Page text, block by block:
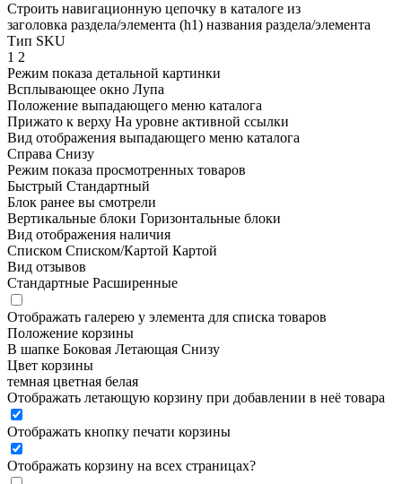
Строить навигационную цепочку в каталоге из
заголовка раздела/элемента (h1) названия раздела/элемента
Тип SKU
1 2
Режим показа детальной картинки
Всплывающее окно Лупа
Положение выпадающего меню каталога
Прижато к верху На уровне активной ссылки
Вид отображения выпадающего меню каталога
Справа Снизу
Режим показа просмотренных товаров
Быстрый Стандартный
Блок ранее вы смотрели
Вертикальные блоки Горизонтальные блоки
Вид отображения наличия
Списком Списком/Картой Картой
Вид отзывов
Стандартные Расширенные
Отображать галерею у элемента для списка товаров
Положение корзины
В шапке Боковая Летающая Снизу
Цвет корзины
темная цветная белая
Отображать летающую корзину при добавлении в неё товара
Отображать кнопку печати корзины
Отображать корзину на всех страницах?